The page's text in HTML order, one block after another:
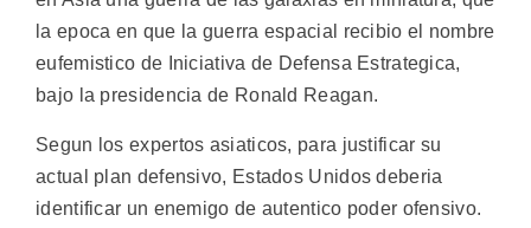
la epoca en que la guerra espacial recibio el nombre
eufemistico de Iniciativa de Defensa Estrategica,
bajo la presidencia de Ronald Reagan.
Segun los expertos asiaticos, para justificar su
actual plan defensivo, Estados Unidos deberia
identificar un enemigo de autentico poder ofensivo.